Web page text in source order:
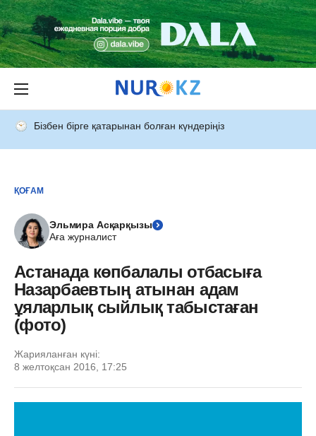
Бізбен бірге қатарынан болған күндеріңіз
ҚОҒАМ
Эльмира Асқарқызы
Аға журналист
Астанада көпбалалы отбасыға
Назарбаевтың атынан адам
ұяларлық сыйлық табыстаған
(фото)
Жарияланған күні:
8 желтоқсан 2016, 17:25